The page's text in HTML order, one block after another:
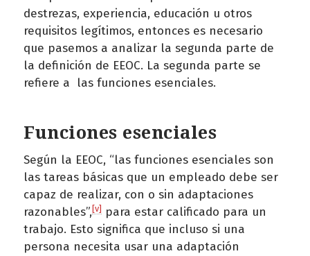
destrezas, experiencia, educación u otros
requisitos legítimos, entonces es necesario
que pasemos a analizar la segunda parte de
la definición de EEOC. La segunda parte se
refiere a las funciones esenciales.
Funciones esenciales
Según la EEOC, “las funciones esenciales son
las tareas básicas que un empleado debe ser
capaz de realizar, con o sin adaptaciones
razonables”, [v] para estar calificado para un
trabajo. Esto significa que incluso si una
persona necesita usar una adaptación